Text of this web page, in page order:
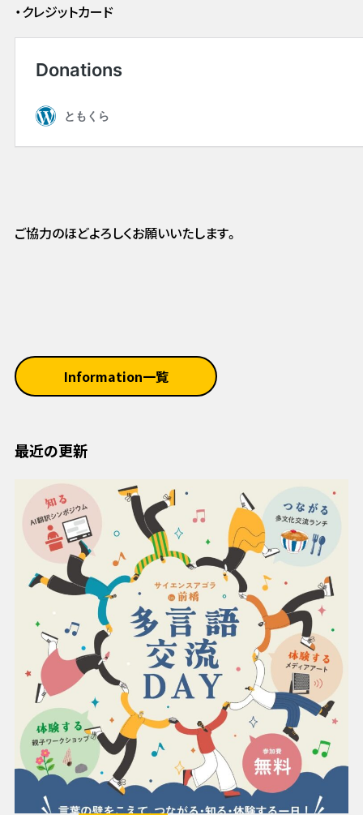
・クレジットカード
ご協力のほどよろしくお願いいたします。
Information一覧
最近の更新